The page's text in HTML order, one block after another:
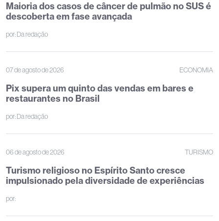
Maioria dos casos de câncer de pulmão no SUS é
descoberta em fase avançada
por:Da redação
07 de agosto de 2026 ECONOMIA
Pix supera um quinto das vendas em bares e
restaurantes no Brasil
por:Da redação
06 de agosto de 2026 TURISMO
Turismo religioso no Espírito Santo cresce
impulsionado pela diversidade de experiências
por: